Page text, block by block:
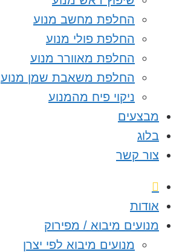
החלפת מחשב מנוע
החלפת פולי מנוע
החלפת מאוורר מנוע
החלפת משאבת שמן מנוע
ניקוי פיח מהמנוע
מבצעים
בלוג
צור קשר
אודות
מנועים מיבוא / מפירוק
מנועים מיבוא לפי יצרן